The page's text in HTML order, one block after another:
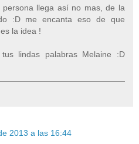
llega así no mas, de la
:D me encanta eso de que
la idea !
lindas palabras Melaine :D
2013 a las 16:44